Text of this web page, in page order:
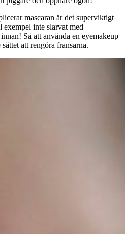
mascaran är det superviktigt
exempel inte slarvat med
Så att använda en eyemakeup
att rengöra fransarna.